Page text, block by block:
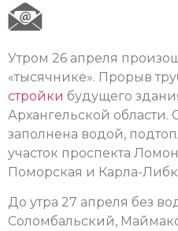
Утром 26 апреля
«тысячнике». Прорыв
стройки будущего
Архангельской области.
заполнена водой,
участок проспекта
Поморская и Карла-
До утра 27 апреля без
Соломбальский,